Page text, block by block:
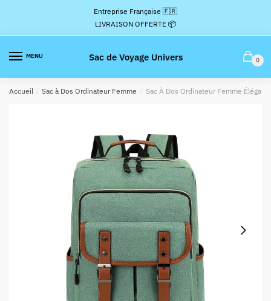
la
navigation
contenu
Entreprise Française 🇫🇷
LIVRAISON OFFERTE 📦
MENU Sac de Voyage Univers 0
Accueil / Sac à Dos Ordinateur Femme / Sac À Dos Ordinateur Femme Élégant